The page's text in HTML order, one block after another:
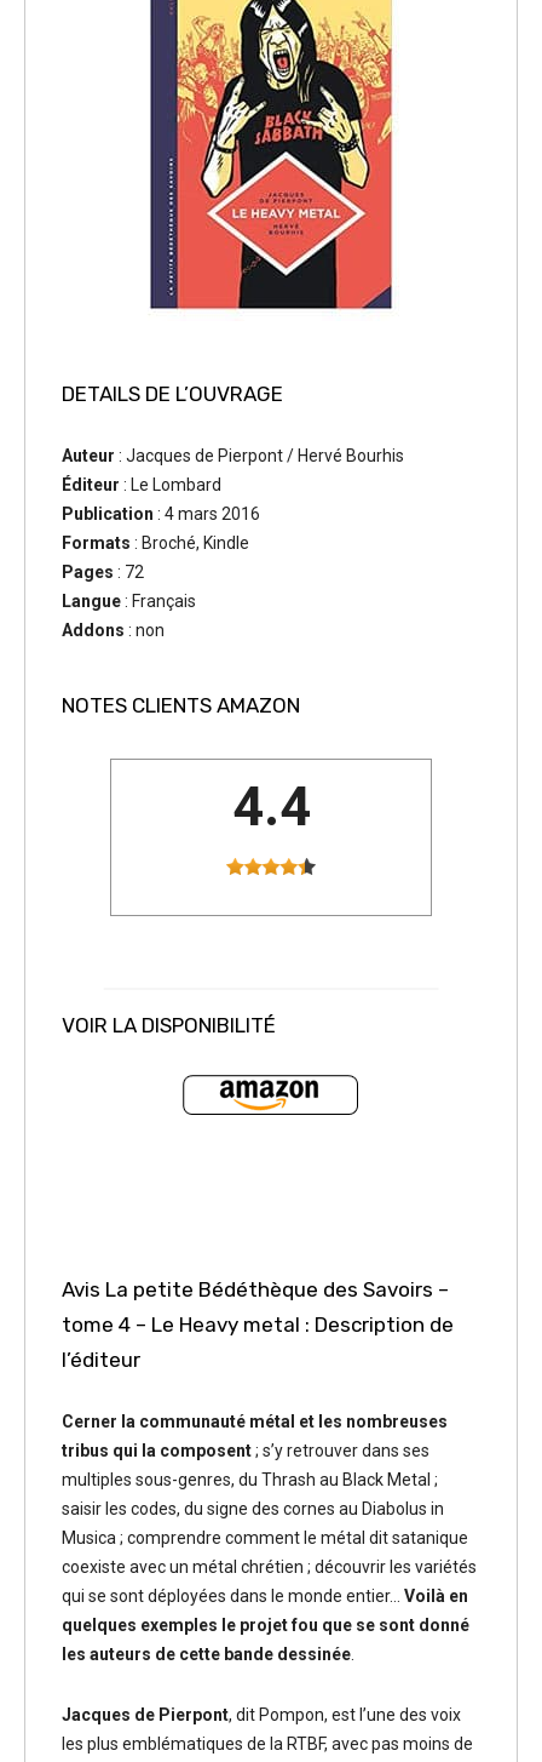
DETAILS DE L’OUVRAGE
Auteur : Jacques de Pierpont / Hervé Bourhis
Éditeur : Le Lombard
Publication : 4 mars 2016
Formats : Broché, Kindle
Pages : 72
Langue: Français
Addons : non
NOTES CLIENTS AMAZON
4.4
VOIR LA DISPONIBILITÉ
Avis La petite Bédéthèque des Savoirs –
tome 4 – Le Heavy metal : Description de
l’éditeur
Cerner la communauté métal et les nombreuses
tribus qui la composent; s’y retrouver dans ses
multiples sous-genres, du Thrash au Black Metal ;
saisir les codes, du signe des cornes au Diabolus in
Musica ; comprendre comment le métal dit satanique
coexiste avec un métal chrétien ; découvrir les variétés
qui se sont déployées dans le monde entier… Voilà en
quelques exemples le projet fou que se sont donné
les auteurs de cette bande dessinée.
Jacques de Pierpont, dit Pompon, est l’une des voix
les plus emblématiques de la RTBF, avec pas moins de